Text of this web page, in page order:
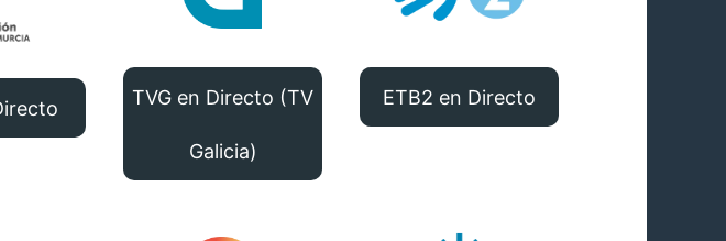
TVG en Directo (TV
Galicia)
ETB2 en Directo